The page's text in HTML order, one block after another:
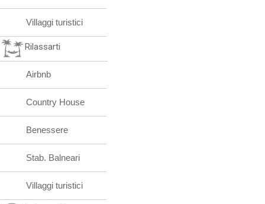
Villaggi turistici
Rilassarti
Airbnb
Country House
Benessere
Stab. Balneari
Villaggi turistici